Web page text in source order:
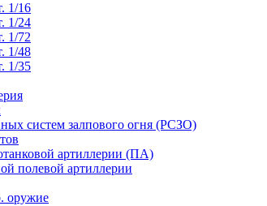
1/16
1/24
1/72
1/48
1/35
систем залпового огня (РСЗО)
артиллерии (ПА)
полевой артиллерии
оружие